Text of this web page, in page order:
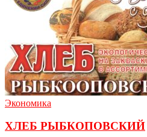
Экономика
ХЛЕБ РЫБКОПОВСКИЙ